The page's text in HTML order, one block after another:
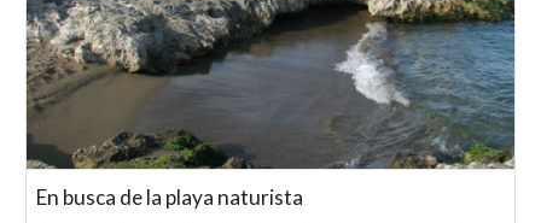
En busca de la playa naturista